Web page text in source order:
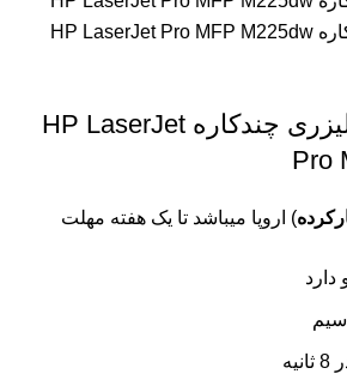
پرینتر استوک لیزری چندکاره HP LaserJet
Pro
) اروپا میباشد تا یک هفته مهلت
دارد
سیم